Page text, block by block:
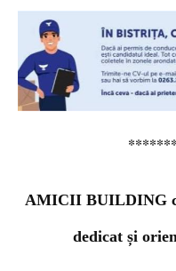
AMICII BUILDING
dedicat și